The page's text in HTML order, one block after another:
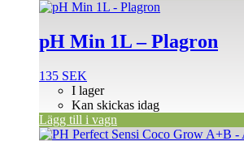
pH Min 1L – Plagron
135 SEK
I lager
Kan skickas idag
Lägg till i vagn
Den